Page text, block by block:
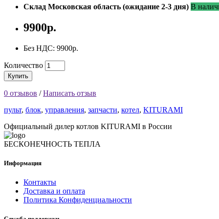
Склад Московская область (ожидание 2-3 дня) В
9900р.
Без НДС: 9900р.
Количество
Купить
0 отзывов /Написать отзыв
пульт, блок, управления, запчасти, котел, KITURAMI
Официальный дилер котлов KITURAMI в России
БЕСКОНЕЧНОСТЬ ТЕПЛА
Информация
Контакты
Доставка и оплата
Политика Конфиденциальности